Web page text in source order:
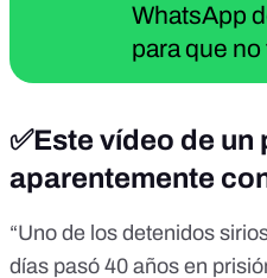
WhatsApp
para que
✅Este vídeo de
aparentemente
“Uno de los detenidos
días pasó 40 años en